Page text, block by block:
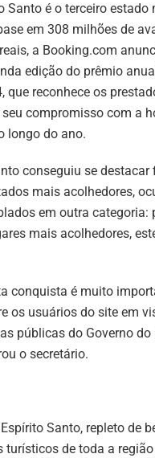
Santo é o terceiro
em 308 milhões de
a Booking.com
edição do prêmio
que reconhece os
compromisso com a
longo do ano.
conseguiu se destacar
mais acolhedores,
em outra categoria:
mais acolhedores,
conquista é muito
os usuários do site em
públicas do Governo
o secretário.
Santo, repleto de
de toda a